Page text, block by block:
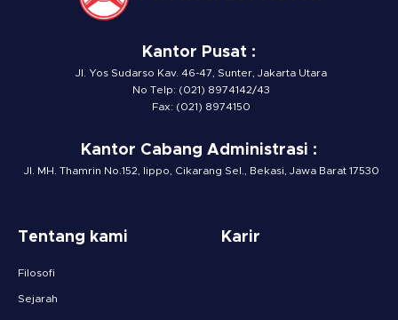
Kantor Pusat :
Jl. Yos Sudarso Kav. 46-47, Sunter, Jakarta Utara
No Telp: (021) 8974142/43
Fax: (021) 8974150
Kantor Cabang Administrasi :
Jl. MH. Thamrin No.152, lippo, Cikarang Sel., Bekasi, Jawa Barat 17530
Tentang kami
Filosofi
Sejarah
Karir